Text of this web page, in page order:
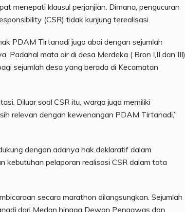
menepati klausul perjanjian. Dimana, pengucuran
(CSR) tidak kunjung terealisasi.
PDAM Tirtanadi juga abai dengan sejumlah
Padahal mata air di desa Merdeka ( Bron I,II dan III)
sejumlah desa yang berada di Kecamatan
Diluar soal CSR itu, warga juga memiliki
relevan dengan kewenangan PDAM Tirtanadi,”
dengan adanya hak deklaratif dalam
kebutuhan pelaporan realisasi CSR dalam tata
secara marathon dilangsungkan. Sejumlah
dari Medan hingga Dewan Pengawas dan